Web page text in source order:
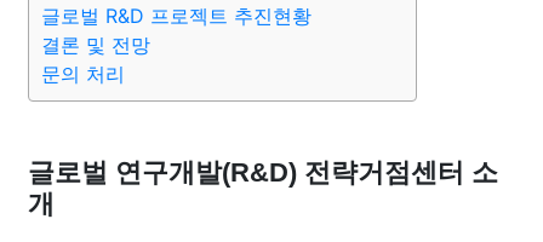
부동산 외국어
글로벌 R&D 프로젝트 추진현황
결론 및 전망
문의 처리
글로벌 연구개발(R&D) 전략거점센터 소
개